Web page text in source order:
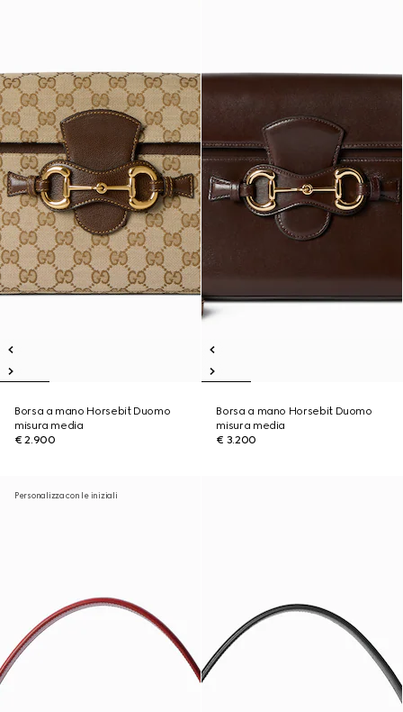
Borsa a mano Horsebit Duomo
misura media
€ 2.900
Borsa a mano Horsebit Duomo
misura media
€ 3.200
Personalizza con le iniziali